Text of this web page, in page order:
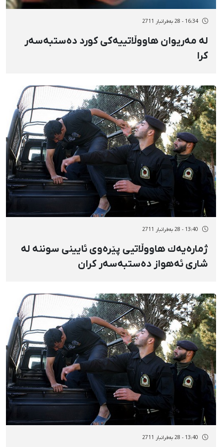
16:34 - 28 بەفرانبار 2711
لە مەریوان هاووڵاتییەكی كورد دەستبەسەر
كرا
13:40 - 28 بەفرانبار 2711
ژمارەیەك هاووڵاتیی پێرەوی ئایینی سوننە لە
شاری ئەهواز دەستبەسەر كران
13:40 - 28 بەفرانبار 2711